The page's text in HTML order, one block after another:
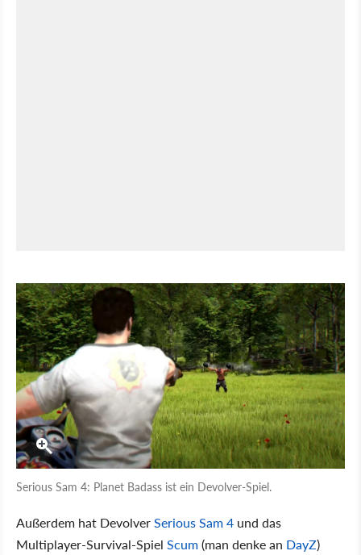
Serious Sam 4: Planet Badass ist ein Devolver-Spiel.
Außerdem hat DevolverSerious Sam 4 und das
Multiplayer-Survival-Spiel Scum(man denke an DayZ)